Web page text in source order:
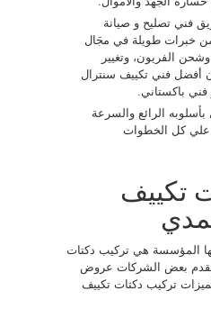
فني تصليح و صيانة
من خبرات طويلة في مجَال
الفريون، وتغيير
أفضل فني تكييف سنترال
باكستاني.
الرائع والسرعة
علي كل الخطوات
تكييف
المؤسسة هي تركيب دكتات
بعض الشركات عروض
تركيب دكتات تكييف